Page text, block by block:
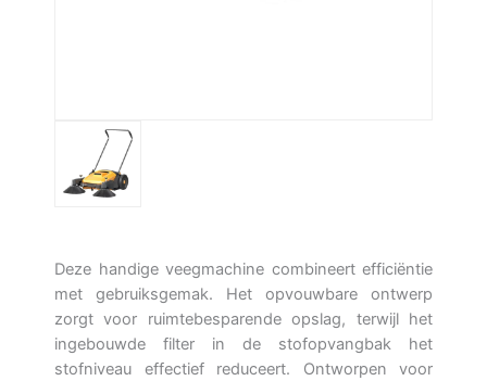
Deze handige veegmachine combineert efficiëntie
met gebruiksgemak. Het opvouwbare ontwerp
zorgt voor ruimtebesparende opslag, terwijl het
ingebouwde filter in de stofopvangbak het
stofniveau effectief reduceert. Ontworpen voor